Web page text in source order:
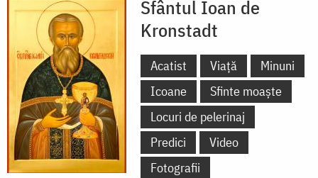
Sfântul Ioan de
Kronstadt
Acatist Viață
Minuni
Icoane
Sfinte moaște
Locuri de pelerinaj
Predici
Video
Fotografii